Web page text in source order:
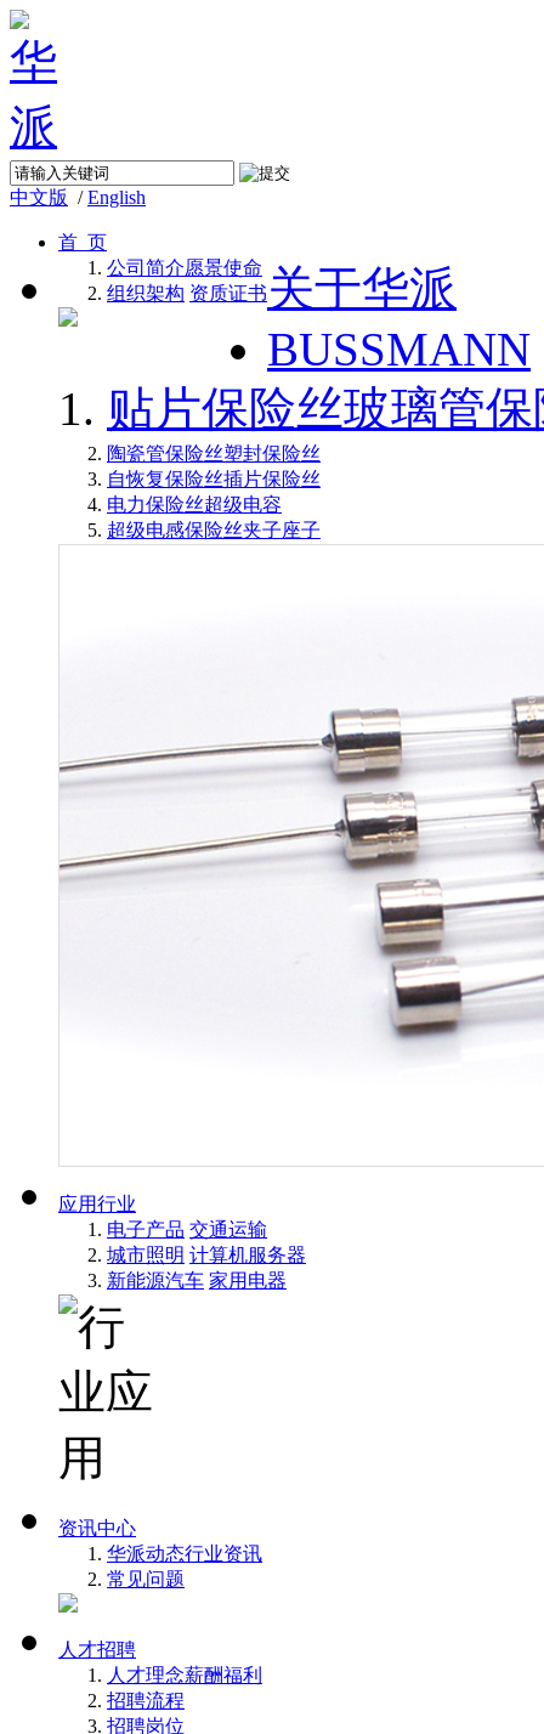
中文版 /English
首 页
关于华派
公司简介愿景使命
组织架构 资质证书
BUSSMANN
贴片保险丝玻璃管
陶瓷管保险丝塑封保险丝
自恢复保险丝插片保险丝
电力保险丝超级电容
超级电感保险丝夹子座子
应用行业
电子产品 交通运输
城市照明 计算机服务器
新能源汽车 家用电器
资讯中心
华派动态行业资讯
常见问题
人才招聘
人才理念薪酬福利
招聘流程
招聘岗位